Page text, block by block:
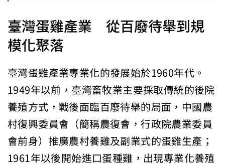
臺灣蛋雞產業 從百廢待舉到規
模化聚落
臺灣蛋雞產業專業化的發展始於1960年代。
1949年以前，臺灣畜牧業主要採取傳統的後院
養殖方式，戰後面臨百廢待舉的局面，中國農
村復興委員會（簡稱農復會，行政院農業委員
會前身）推廣農村養雞及副業式的蛋雞生產；